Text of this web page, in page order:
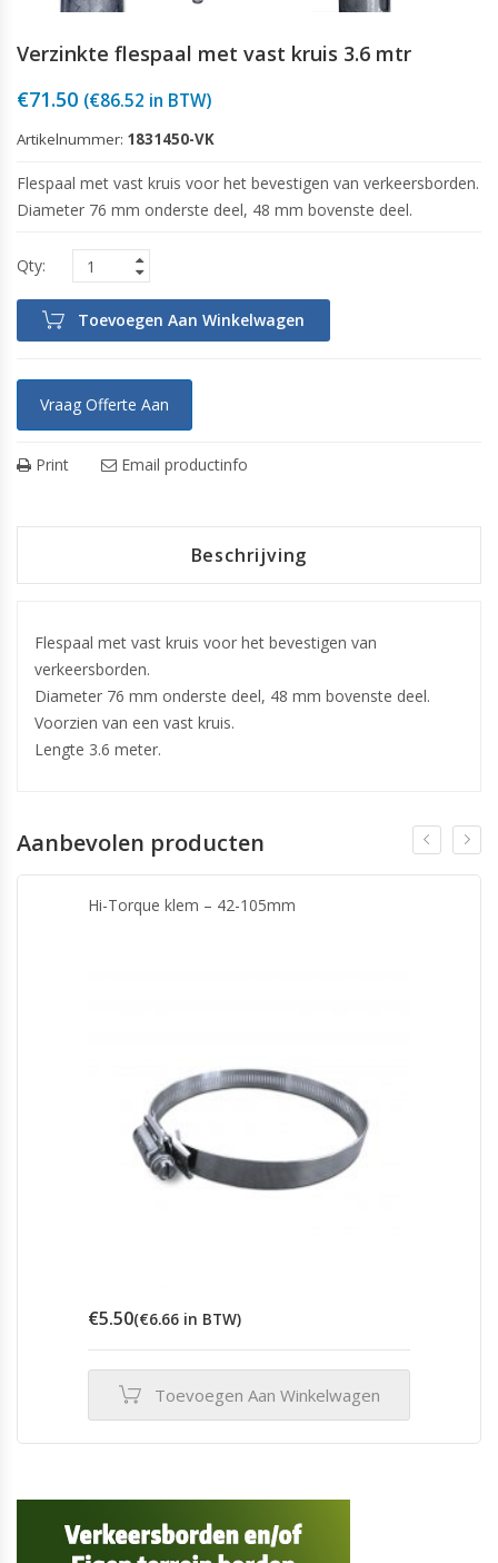
Verzinkte flespaal met vast kruis 3.6 mtr
€71.50 (€86.52 in BTW)
Artikelnummer: 1831450-VK
Flespaal met vast kruis voor het bevestigen van verkeersborden.
Diameter 76 mm onderste deel, 48 mm bovenste deel.
Toevoegen Aan Winkelwagen
Vraag Offerte Aan
Print Email productinfo
Beschrijving
Flespaal met vast kruis voor het bevestigen van
verkeersborden.
Diameter 76 mm onderste deel, 48 mm bovenste deel.
Voorzien van een vast kruis.
Lengte 3.6 meter.
Aanbevolen producten
Hi-Torque klem – 42-105mm
€5.50(€6.66 in BTW)
Toevoegen Aan Winkelwagen